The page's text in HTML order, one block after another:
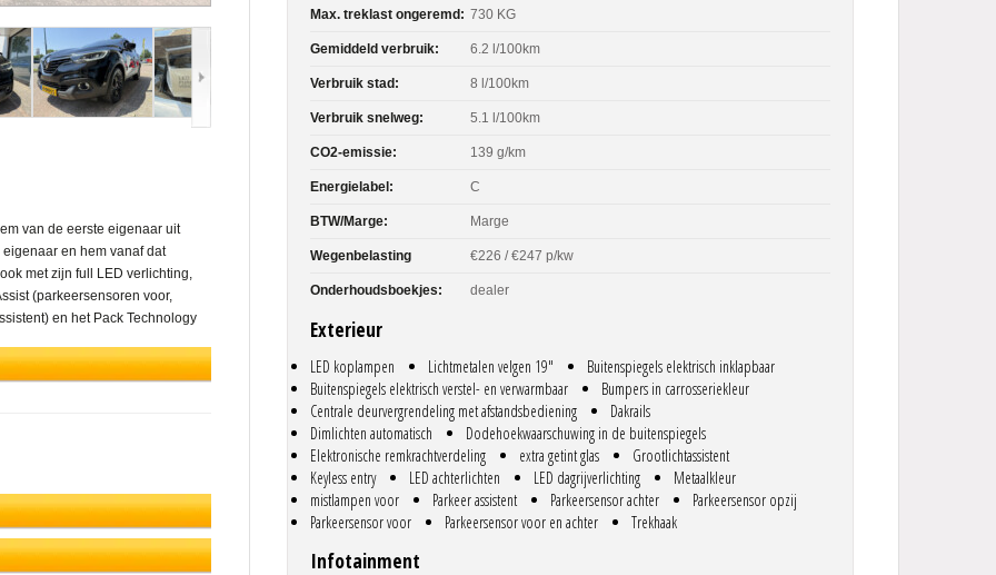
van de eerste eigenaar uit
en hem vanaf dat
met zijn full LED verlichting,
(parkeersensoren voor,
en het Pack Technology
plus hebben wij er toen ook gelijk
de naam het al doet vermoeden,
Wij onderscheiden
te leveren, die zowel u en
business partners die
Max. treklast ongeremd: 730 KG
Gemiddeld verbruik: 6.2 l/100km
Verbruik stad: 8 l/100km
Verbruik snelweg: 5.1 l/100km
CO2-emissie: 139 g/km
Energielabel: C
BTW/Marge: Marge
Wegenbelasting €226 / €247 p/kw
Onderhoudsboekjes: dealer
Exterieur
LED koplampen Lichtmetalen velgen 19"
Buitenspiegels elektrisch inklapbaar
Buitenspiegels elektrisch verstel- en verwarmbaar
Bumpers in carrosseriekleur
Centrale deurvergrendeling met afstandsbediening
Dakrails
Dimlichten automatisch
Dodehoekwaarschuwing in de buitenspiegels
Elektronische remkrachtverdeling
extra getint glas
Grootlichtassistent
Keyless entry
LED achterlichten LED dagrijverlichting
Metaalkleur
mistlampen voor
Parkeer assistent Parkeersensor achter
Parkeersensor opzij
Parkeersensor voor
Parkeersensor voor en achter Trekhaak
Infotainment